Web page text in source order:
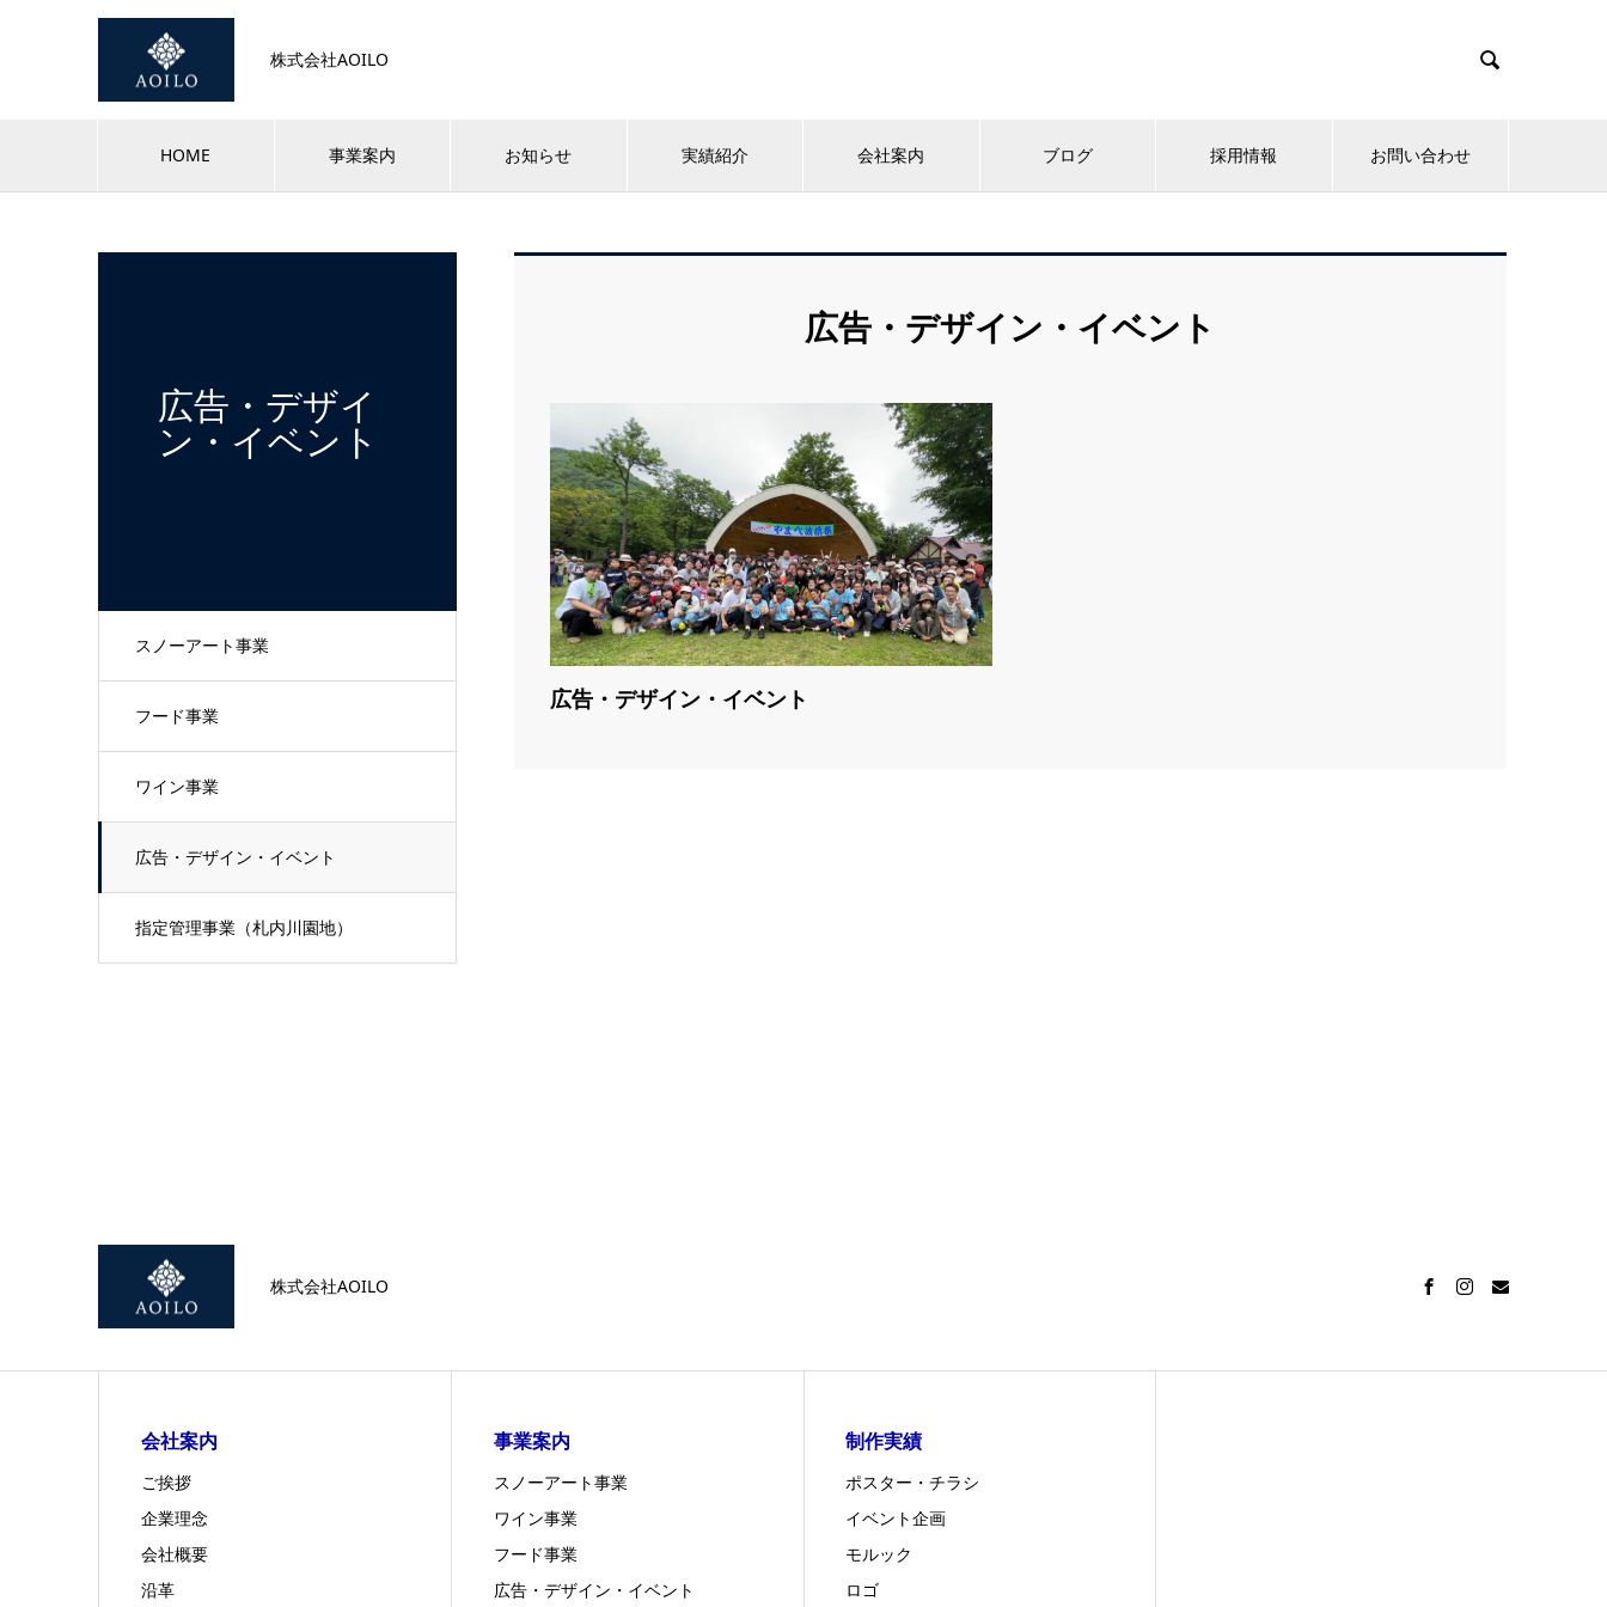
株式会社AOILO 
HOME 事業案内 お知らせ 実績紹介 会社案内 ブログ 採用情報 お問い合わせ
広告・デザイ
ン・イベント
スノーアート事業
フード事業
ワイン事業
広告・デザイン・イベント
指定管理事業（札内川園地）
広告・デザイン・イベント
広告・デザイン・イベント
株式会社AOILO
会社案内
ご挨拶
企業理念
会社概要
沿革
事業案内
スノーアート事業
ワイン事業
フード事業
広告・デザイン・イベント
制作実績
ポスター・チラシ
イベント企画
モルック
ロゴ